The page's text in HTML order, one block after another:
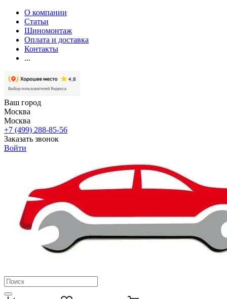
О компании
Статьи
Шиномонтаж
Оплата и доставка
Контакты
...
Ваш город
Москва
Москва
+7 (499) 288-85-56
Заказать звонок
Войти